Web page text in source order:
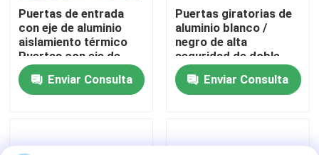
Éntrenos en contacto con
Pida una cita
Ventanas dobladas de aluminio
Puertas de entrada
con eje de aluminio
aislamiento térmico
Puertas con eje de
aluminio
Enviar Consulta
Puertas giratorias de
aluminio blanco /
negro de alta
seguridad de doble
acristalamiento
Enviar Consulta